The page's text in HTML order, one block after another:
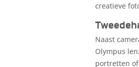
creatieve
Naast
Olympus
portretten